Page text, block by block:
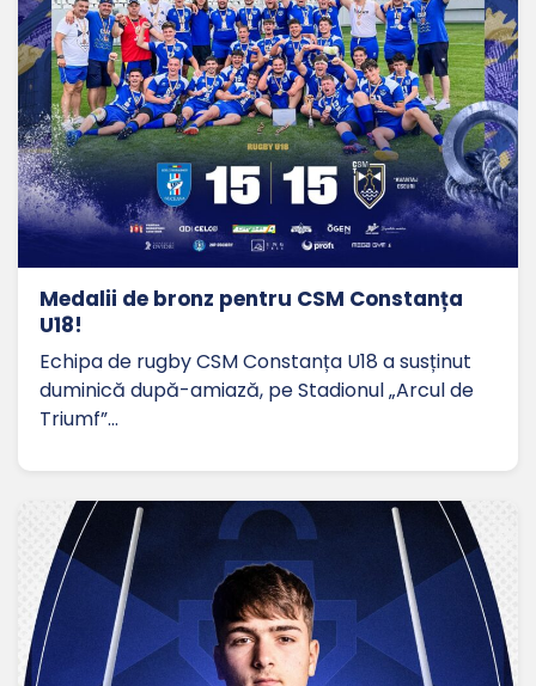
Medalii de bronz pentru CSM Constanța
U18!
Echipa de rugby CSM Constanța U18 a susținut
duminică după-amiază, pe Stadionul „Arcul de
Triumf”…